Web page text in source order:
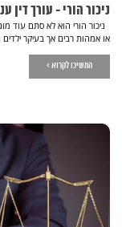
ניכור הורי - עורך דין
ניכור הורי הוא לא סתם עוד
או אמהות רבים אך בעיקר ילדים
המשיכו לקרוא >